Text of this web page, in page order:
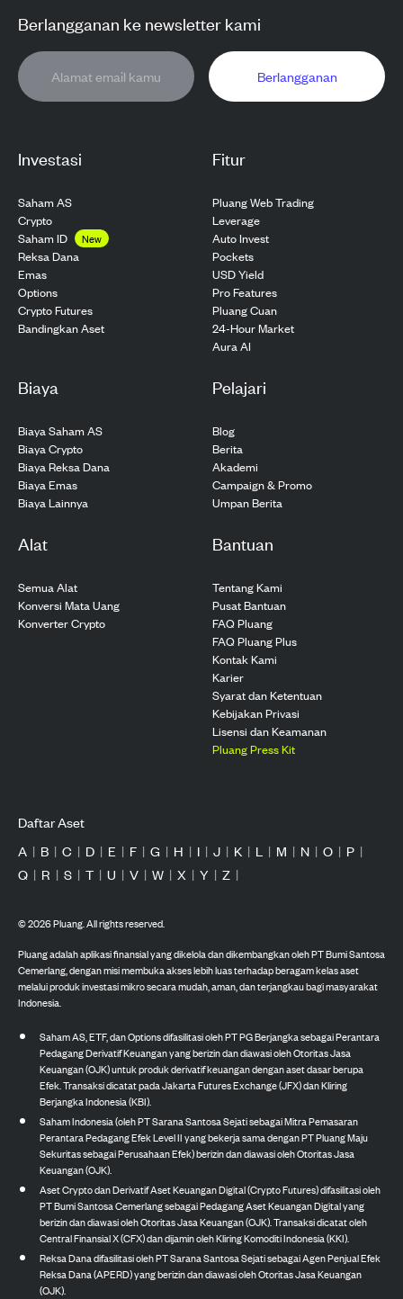
Investasi
Saham AS
Crypto
Saham ID
New
Reksa Dana
Emas
Options
Crypto Futures
Bandingkan Aset
Fitur
Pluang Web Trading
Leverage
Auto Invest
Pockets
USD Yield
Pro Features
Pluang Cuan
24-Hour Market
Aura AI
Biaya
Biaya Saham AS
Biaya Crypto
Biaya Reksa Dana
Biaya Emas
Biaya Lainnya
Pelajari
Blog
Berita
Akademi
Campaign & Promo
Umpan Berita
Alat
Semua Alat
Konversi Mata Uang
Konverter Crypto
Bantuan
Tentang Kami
Pusat Bantuan
FAQ Pluang
FAQ Pluang Plus
Kontak Kami
Karier
Syarat dan Ketentuan
Kebijakan Privasi
Lisensi dan Keamanan
Pluang Press Kit
Berlangganan ke newsletter kami
Berlangganan
Daftar Aset
A | B | C | D | E | F | G | H | I | J | K | L | M | N | O | P |
Q | R | S | T | U | V | W | X | Y | Z |
©2026Pluang. All rights reserved.
Pluang adalah aplikasi finansial yang dikelola dan dikembangkan oleh PT Bumi Santosa
Cemerlang, dengan misi membuka akses lebih luas terhadap beragam kelas aset
melalui produk investasi mikro secara mudah, aman, dan terjangkau bagi masyarakat
Indonesia.
Saham AS, ETF, dan Options difasilitasi oleh PT PG Berjangka sebagai Perantara
Pedagang Derivatif Keuangan yang berizin dan diawasi oleh Otoritas Jasa
Keuangan (OJK) untuk produk derivatif keuangan dengan aset dasar berupa
Efek. Transaksi dicatat pada Jakarta Futures Exchange (JFX) dan Kliring
Berjangka Indonesia (KBI).
Saham Indonesia (oleh PT Sarana Santosa Sejati sebagai Mitra Pemasaran
Perantara Pedagang Efek Level II yang bekerja sama dengan PT Pluang Maju
Sekuritas sebagai Perusahaan Efek) berizin dan diawasi oleh Otoritas Jasa
Keuangan (OJK).
Aset Crypto dan Derivatif Aset Keuangan Digital (Crypto Futures) difasilitasi oleh
PT Bumi Santosa Cemerlang sebagai Pedagang Aset Keuangan Digital yang
berizin dan diawasi oleh Otoritas Jasa Keuangan (OJK). Transaksi dicatat oleh
Central Finansial X (CFX) dan dijamin oleh Kliring Komoditi Indonesia (KKI).
Reksa Dana difasilitasi oleh PT Sarana Santosa Sejati sebagai Agen Penjual Efek
Reksa Dana (APERD) yang berizin dan diawasi oleh Otoritas Jasa Keuangan
(OJK).